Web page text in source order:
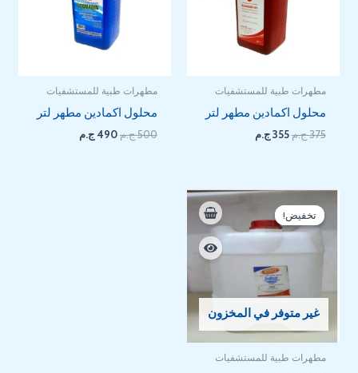
مطهرات طبية للمستشفيات
محلول اكمادين مطهر لتر
375ج.م355 ج.م
مطهرات طبية للمستشفيات
محلول اكمادين مطهر لتر
500ج.م490 ج.م
تخفيض!
غير متوفر في المخزون
تخفيض!
مطهرات طبية للمستشفيات
نطاق
السعر:
⁦20 EGP⁩